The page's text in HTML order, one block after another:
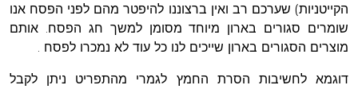
הקייטניות) שערכם רב ואין ברצוננו להיפטר מהם לפני הפסח אנו
שומרים סגורים בארון מיוחד מסומן למשך חג הפסח. אותם
מוצרים הסגורים בארון שייכים לנו כל עוד לא נמכרו לפסח .
דוגמא לחשיבות הסרת החמץ לגמרי מהתפריט ניתן לקבל